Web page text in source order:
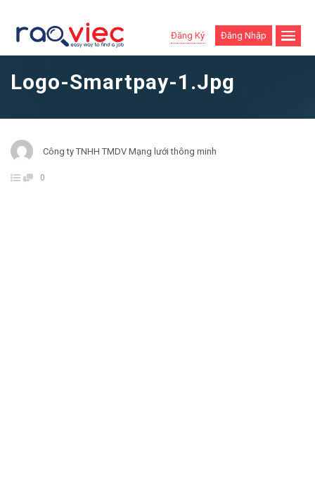
Đăng Ký Đăng Nhập
Logo-Smartpay-1.jpg
Công ty TNHH TMDV Mạng lưới thông minh
0